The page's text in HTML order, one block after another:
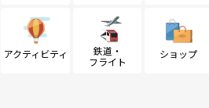
アクティビティ
鉄道・
フライト
ショップ